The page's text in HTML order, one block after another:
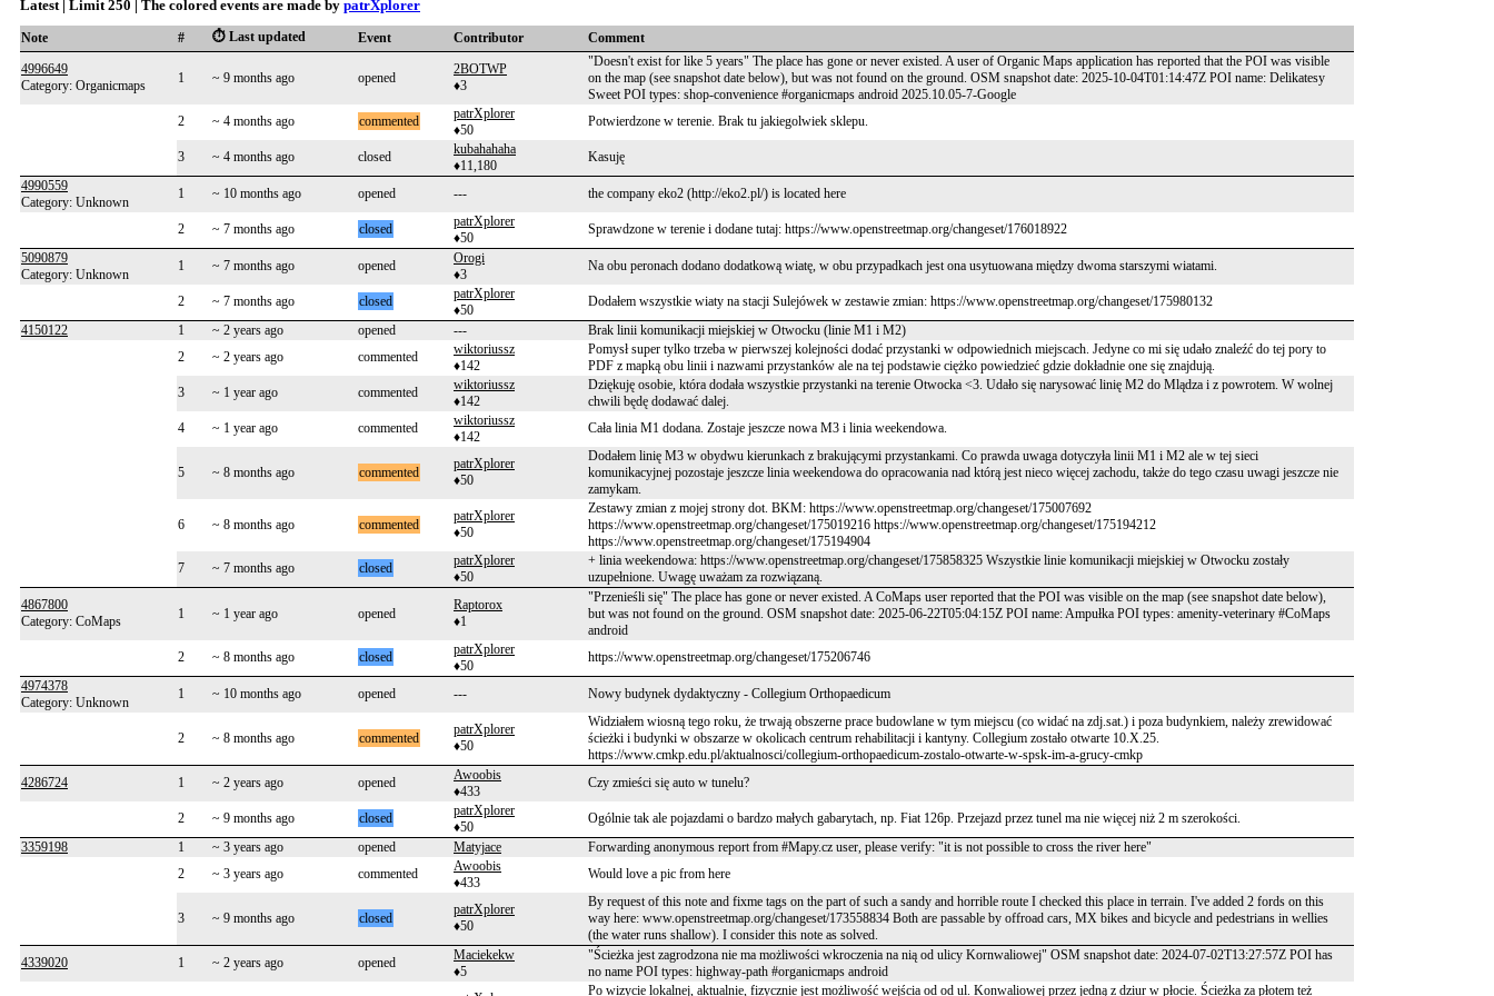
Latest | Limit 250 | The colored events are made by patrXplorer
Note # ⏱️ Last updated Event Contributor
Comment
4996649
Category: Organicmaps
1 ~ 9 months ago opened
2BOTWP
♦3
"Doesn't exist for like 5 years" The place has gone or never existed. A user of Organic Maps application has reported that the POI was visible
on the map (see snapshot date below), but was not found on the ground. OSM snapshot date: 2025-10-04T01:14:47Z POI name: Delikatesy
Sweet POI types: shop-convenience #organicmaps android 2025.10.05-7-Google
2
~ 4 months ago commented
patrXplorer
♦50
Potwierdzone w terenie. Brak tu jakiegolwiek sklepu.
3 ~ 4 months ago closed
kubahahaha
♦11,180
Kasuję
4990559
Category: Unknown
1 ~ 10 months ago opened --- the company eko2 (http://eko2.pl/) is located here
2 ~ 7 months ago closed
patrXplorer
♦50
Sprawdzone w terenie i dodane tutaj: https://www.openstreetmap.org/changeset/176018922
5090879
Category: Unknown
1 ~ 7 months ago opened
Orogi
♦3
Na obu peronach dodano dodatkową wiatę, w obu przypadkach jest ona usytuowana między dwoma starszymi wiatami.
2 ~ 7 months ago closed
patrXplorer
♦50
Dodałem wszystkie wiaty na stacji Sulejówek w zestawie zmian: https://www.openstreetmap.org/changeset/175980132
4150122
1 ~ 2 years ago opened ---
Brak linii komunikacji miejskiej w Otwocku (linie M1 i M2)
2
~ 2 years ago commented
wiktoriussz
♦142
Pomysł super tylko trzeba w pierwszej kolejności dodać przystanki w odpowiednich miejscach. Jedyne co mi się udało znaleźć do tej pory to
PDF z mapką obu linii i nazwami przystanków ale na tej podstawie ciężko powiedzieć gdzie dokładnie one się znajdują.
3
~ 1 year ago commented
wiktoriussz
♦142
Dziękuję osobie, która dodała wszystkie przystanki na terenie Otwocka <3. Udało się narysować linię M2 do Mlądza i z powrotem. W wolnej
chwili będę dodawać dalej.
4
~ 1 year ago commented
wiktoriussz
♦142
Cała linia M1 dodana. Zostaje jeszcze nowa M3 i linia weekendowa.
5 ~ 8 months ago commented
patrXplorer
♦50
Dodałem linię M3 w obydwu kierunkach z brakującymi przystankami. Co prawda uwaga dotyczyła linii M1 i M2 ale w tej sieci
komunikacyjnej pozostaje jeszcze linia weekendowa do opracowania nad którą jest nieco więcej zachodu, także do tego czasu uwagi jeszcze nie
zamykam.
6 ~ 8 months ago commented
patrXplorer
♦50
Zestawy zmian z mojej strony dot. BKM: https://www.openstreetmap.org/changeset/175007692
https://www.openstreetmap.org/changeset/175019216 https://www.openstreetmap.org/changeset/175194212
https://www.openstreetmap.org/changeset/175194904
7
~ 7 months ago closed
patrXplorer
♦50
+ linia weekendowa: https://www.openstreetmap.org/changeset/175858325 Wszystkie linie komunikacji miejskiej w Otwocku zostały
uzupełnione. Uwagę uważam za rozwiązaną.
4867800
Category: CoMaps
1 ~ 1 year ago opened
Raptorox
♦1
"Przenieśli się" The place has gone or never existed. A CoMaps user reported that the POI was visible on the map (see snapshot date below),
but was not found on the ground. OSM snapshot date: 2025-06-22T05:04:15Z POI name: Ampułka POI types: amenity-veterinary #CoMaps
android
2
~ 8 months ago closed
patrXplorer
♦50
https://www.openstreetmap.org/changeset/175206746
4974378
Category: Unknown
1 ~ 10 months ago opened --- Nowy budynek dydaktyczny - Collegium Orthopaedicum
2 ~ 8 months ago commented
patrXplorer
♦50
Widziałem wiosną tego roku, że trwają obszerne prace budowlane w tym miejscu (co widać na zdj.sat.) i poza budynkiem, należy zrewidować
ścieżki i budynki w obszarze w okolicach centrum rehabilitacji i kantyny. Collegium zostało otwarte 10.X.25.
https://www.cmkp.edu.pl/aktualnosci/collegium-orthopaedicum-zostalo-otwarte-w-spsk-im-a-grucy-cmkp
4286724
1 ~ 2 years ago opened
Awoobis
♦433
Czy zmieści się auto w tunelu?
2 ~ 9 months ago closed
patrXplorer
♦50
Ogólnie tak ale pojazdami o bardzo małych gabarytach, np. Fiat 126p. Przejazd przez tunel ma nie więcej niż 2 m szerokości.
3359198
1 ~ 3 years ago opened Matyjace
Forwarding anonymous report from #Mapy.cz user, please verify: "it is not possible to cross the river here"
2
~ 3 years ago commented
Awoobis
♦433
Would love a pic from here
3 ~ 9 months ago closed
patrXplorer
♦50
By request of this note and fixme tags on the part of such a sandy and horrible route I checked this place in terrain. I've added 2 fords on this
way here: www.openstreetmap.org/changeset/173558834 Both are passable by offroad cars, MX bikes and bicycle and pedestrians in wellies
(the water runs shallow). I consider this note as solved.
4339020
1 ~ 2 years ago opened
Maciekekw
♦5
"Ścieżka jest zagrodzona nie ma możliwości wkroczenia na nią od ulicy Kornwaliowej" OSM snapshot date: 2024-07-02T13:27:57Z POI has
no name POI types: highway-path #organicmaps android
Po wizycie lokalnej, aktualnie, fizycznie jest możliwość wejścia od od ul. Konwaliowej przez jedną z dziur w płocie. Ścieżka za płotem też